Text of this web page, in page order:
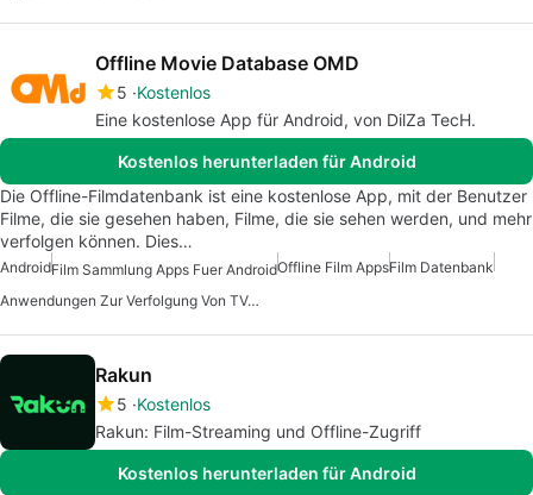
Offline Movie Database OMD
5 Kostenlos
Eine kostenlose App für Android, von DilZa TecH.
Kostenlos herunterladen für Android
Die Offline-Filmdatenbank ist eine kostenlose App, mit der Benutzer
Filme, die sie gesehen haben, Filme, die sie sehen werden, und mehr
verfolgen können. Dies…
AndroidFilm Sammlung Apps Fuer AndroidOffline Film AppsFilm Datenbank
Anwendungen Zur Verfolgung Von TV-Sendungen Und Filmen
Rakun
5 Kostenlos
Rakun: Film-Streaming und Offline-Zugriff
Kostenlos herunterladen für Android